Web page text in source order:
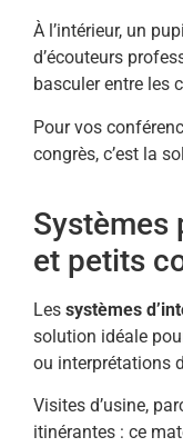
À l’intérieur, un
d’écouteurs
basculer entre les
Pour vos
congrès, c’est la
et petits
Les systèmes
solution idéale
ou interprétations
Visites d’usine,
itinérantes : ce